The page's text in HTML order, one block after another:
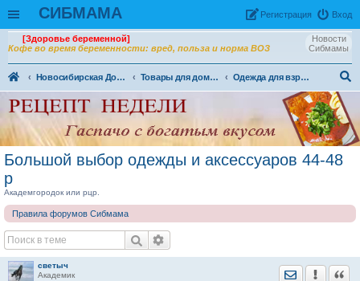
СИБМАМА Вход
Рeгиcтpaция
Новости
Сибмамы
[Здоровье беременной]
Кофе во время беременности: вред, польза и норма ВОЗ
Новосибирская Доска объявлений Товары для дома и семьи. (ДО)
Одежда для взрослых (ДО)
ск
Большой выбор одежды и аксессуаров 44-48
р
Академгородок или рцр.
Правила форумов Сибмама
светыч
Академик
Отправить